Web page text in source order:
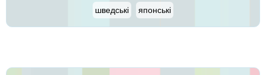
шведські японські